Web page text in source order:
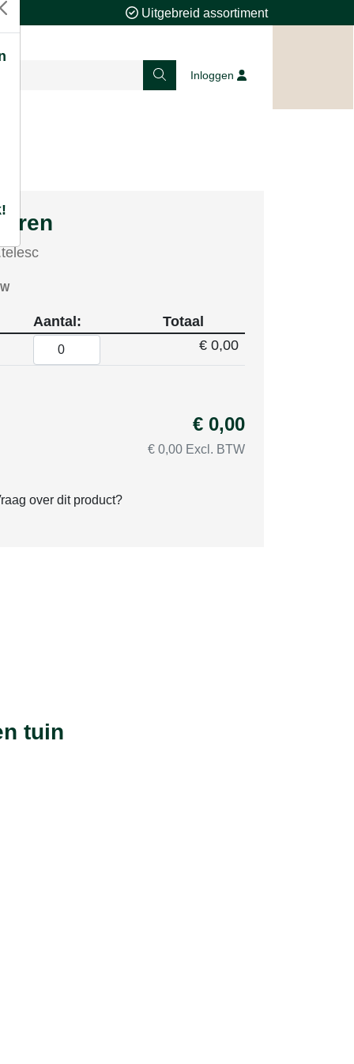
Uitgebreid assortiment
Inloggen
Aantal:
Totaal
€ 0,00
€ 0,00
€ 0,00 Excl. BTW
over dit product?
tuin